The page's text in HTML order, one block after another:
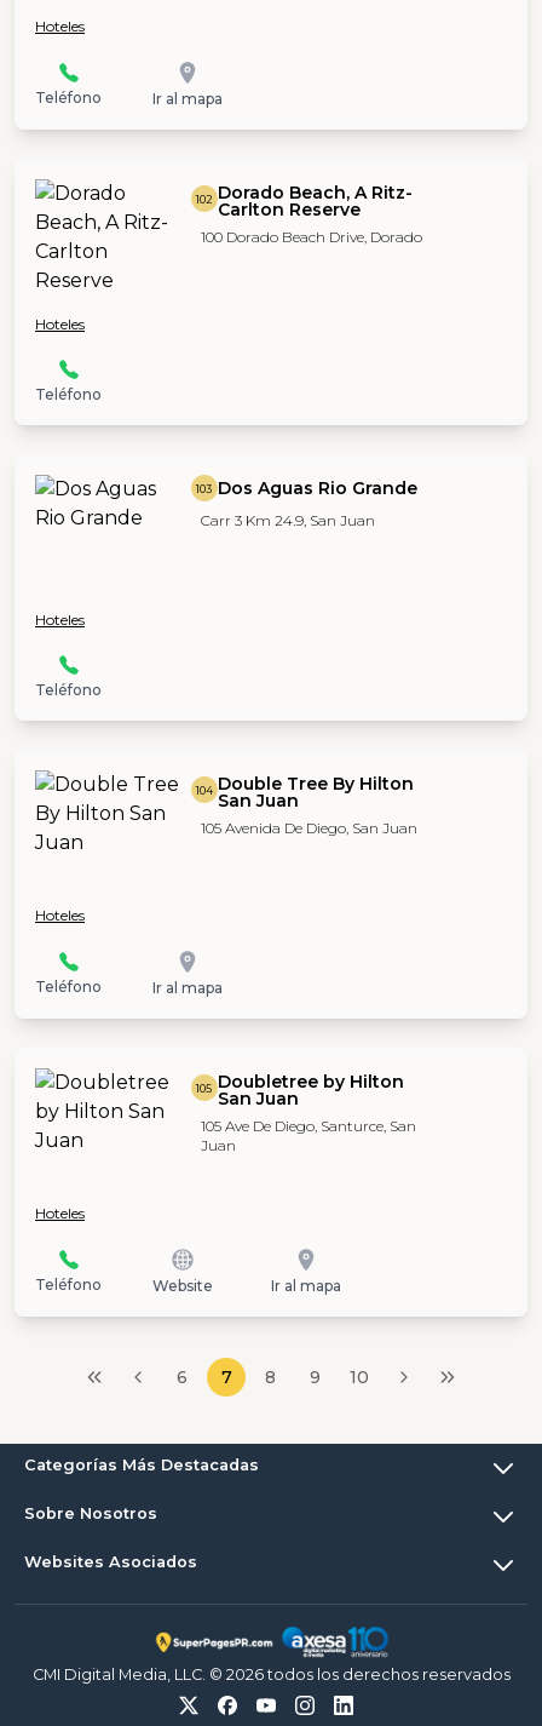
Hoteles
Teléfono Ir al mapa
102 Dorado Beach, A Ritz-
Carlton Reserve
100 Dorado Beach Drive, Dorado
Hoteles
Teléfono
103 Dos Aguas Rio Grande
Carr 3 Km 24.9, San Juan
Hoteles
Teléfono
104 Double Tree By Hilton
San Juan
105 Avenida De Diego, San Juan
Hoteles
Teléfono Ir al mapa
105 Doubletree by Hilton
San Juan
105 Ave De Diego, Santurce, San
Juan
Hoteles
Teléfono Website Ir al mapa
6 7 8 9 10
Categorías Más Destacadas
Sobre Nosotros
Websites Asociados
CMI Digital Media, LLC. © 2026 todos los derechos reservados